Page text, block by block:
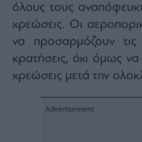
όλους τους
χρεώσεις. Οι
να προσαρμόζουν τις
κρατήσεις, όχι όμως
χρεώσεις μετά την